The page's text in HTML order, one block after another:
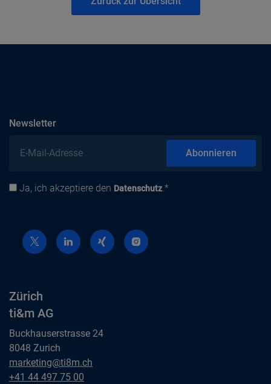
Newsletterabonnieren
E-Mail-Adresse
Datenschutz
Ja, ich akzeptiere den Datenschutz.*
Abonnieren
Zürich
ti&m AG
Buckhauserstrasse 24
8048 Zurich
Zürich
ti&m AG
marketing@ti8m.ch
Zürich
+41 44 497 75 00